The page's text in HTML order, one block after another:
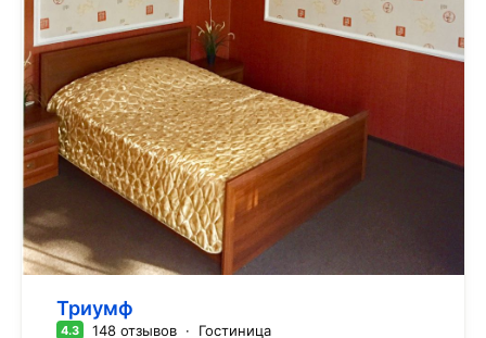
Триумф
4.3 148 отзывов · Гостиница